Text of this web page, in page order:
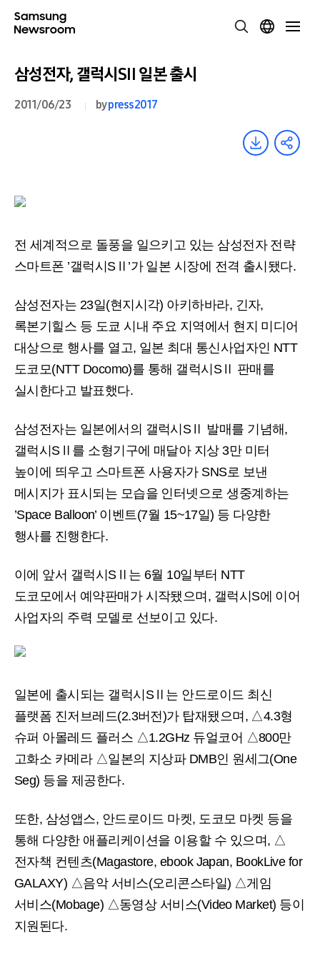
삼성전자, 갤럭시SⅡ 일본 출시
2011/06/23 bypress2017
전 세계적으로 돌풍을 일으키고 있는 삼성전자 전략
스마트폰 ’갤럭시SⅡ’가 일본 시장에 전격 출시됐다.
삼성전자는 23일(현지시각) 아키하바라, 긴자,
록본기힐스 등 도쿄 시내 주요 지역에서 현지 미디어
대상으로 행사를 열고, 일본 최대 통신사업자인 NTT
도코모(NTT Docomo)를 통해 갤럭시SⅡ 판매를
실시한다고 발표했다.
삼성전자는 일본에서의 갤럭시SⅡ 발매를 기념해,
갤럭시SⅡ를 소형기구에 매달아 지상 3만 미터
높이에 띄우고 스마트폰 사용자가 SNS로 보낸
메시지가 표시되는 모습을 인터넷으로 생중계하는
’Space Balloon’ 이벤트(7월 15~17일) 등 다양한
행사를 진행한다.
이에 앞서 갤럭시SⅡ는 6월 10일부터 NTT
도코모에서 예약판매가 시작됐으며, 갤럭시S에 이어
사업자의 주력 모델로 선보이고 있다.
일본에 출시되는 갤럭시SⅡ는 안드로이드 최신
플랫폼 진저브레드(2.3버전)가 탑재됐으며, △4.3형
슈퍼 아몰레드 플러스 △1.2GHz 듀얼코어 △800만
고화소 카메라 △일본의 지상파 DMB인 원세그(One
Seg) 등을 제공한다.
또한, 삼성앱스, 안드로이드 마켓, 도코모 마켓 등을
통해 다양한 애플리케이션을 이용할 수 있으며, △
전자책 컨텐츠(Magastore, ebook Japan, BookLive for
GALAXY) △음악 서비스(오리콘스타일) △게임
서비스(Mobage) △동영상 서비스(Video Market) 등이
지원된다.